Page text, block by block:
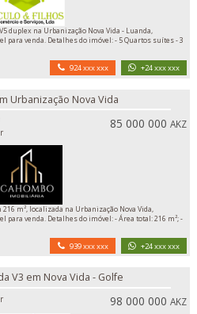
duplex na Urbanização Nova Vida - Luanda,
do imóvel: - 5 Quartos suítes - 3
924 xxx xxx +24 xxx xxx
em Urbanização Nova Vida
85 000 000AKZ
216 m², localizada na Urbanização Nova Vida,
do imóvel: - Área total: 216 m²; -
939 xxx xxx +24 xxx xxx
Vivenda V3 em Nova Vida - Golfe
98 000 000AKZ